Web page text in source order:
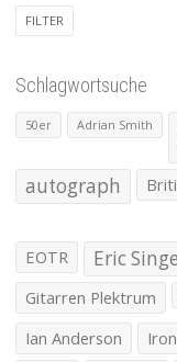
FILTER
Schlagwortsuche
50er Adrian Smith
autograph
EOTR Eric
Gitarren Plektrum
Ian Anderson